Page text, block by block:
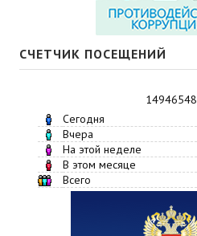
СЧЕТЧИК ПОСЕЩЕНИЙ
14946548
Сегодня
Вчера
На этой неделе
В этом месяце
Всего